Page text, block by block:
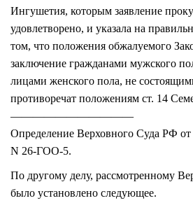
Ингушетия, которым заявление
удовлетворено, и указала на
том, что положения обжалуемого
заключение гражданами мужского
лицами женского пола, не
противоречат положениям ст. 14
———————————
Определение Верховного Суда РФ от
N 26-ГОО-5.
По другому делу, рассмотренному
было установлено следующее.